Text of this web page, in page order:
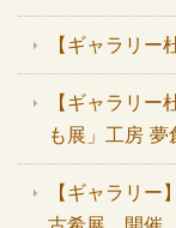
【ギャラリ
【ギャラリ
も展」工房 夢
【ギャラリ